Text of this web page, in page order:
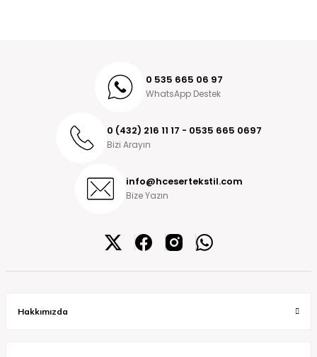
0 535 665 06 97
WhatsApp Destek
0 (432) 216 11 17 - 0535 665 0697
Bizi Arayın
info@hcesertekstil.com
Bize Yazın
Hakkımızda